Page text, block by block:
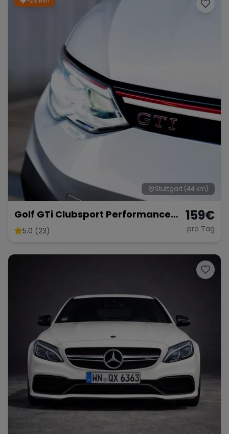
Stuttgart (44 km)
Golf GTi Clubsport Performance
Paket
5.0 (23)
159€
pro Tag